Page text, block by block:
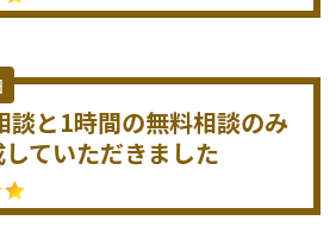
談と1時間の無料相談のみ
ていただきました